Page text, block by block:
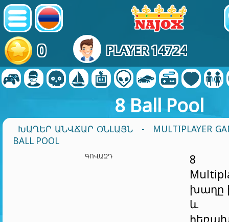
0 PLAYER 14724
8 Ball Pool
ԽԱՂԵՐ ԱՆՎՃԱՐ ՕՆԼԱՅՆ -
MULTIPLAYER
BALL POOL
ԳՈՎԱԶԴ
8
խաղը
և